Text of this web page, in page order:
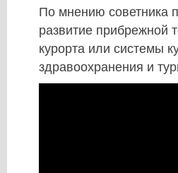
По мнению советника
развитие прибрежной
курорта или системы
здравоохранения и